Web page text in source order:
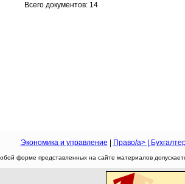
Всего документов: 14
Экономика и управление Право/a> |
форме представленных на сайте материалов